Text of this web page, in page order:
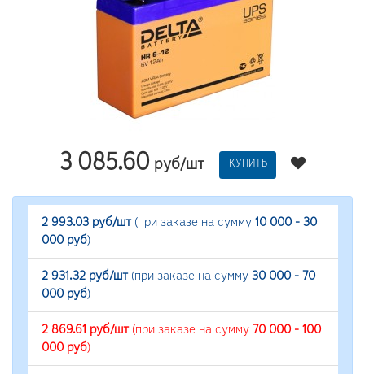
3 085.60 руб/шт КУПИТЬ
2 993.03 руб/шт(при заказе на сумму 10 000 - 30
000 руб)
2 931.32 руб/шт(при заказе на сумму 30 000 - 70
000 руб)
2 869.61 руб/шт(при заказе на сумму 70 000 - 100
000 руб)